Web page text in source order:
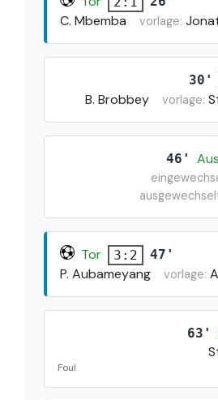
C. Mbemba vorlage:
30'
B. Brobbey
vorlage:
46'
Tor 3:2 47'
P. Aubameyang vorlage:
63'
Foul